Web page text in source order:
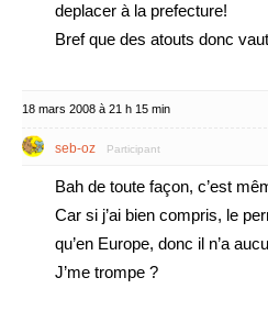
deplacer à la prefecture!
Bref que des atouts donc
18 mars 2008 à 21 h 15 min
seb-oz Participant
Bah de toute façon, c’est
Car si j’ai bien compris, le
qu’en Europe, donc il n’a
J’me trompe ?